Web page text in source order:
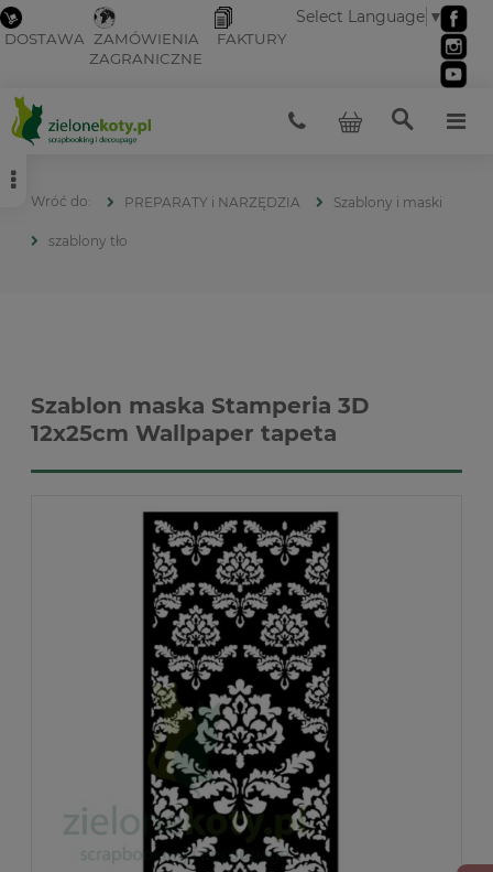
DOSTAWA ZAMÓWIENIA
ZAGRANICZNE
FAKTURY
Select Language ▼
PREPARATY i NARZĘDZIA Szablony i maski
szablony tło
Szablon maska Stamperia 3D
12x25cm Wallpaper tapeta